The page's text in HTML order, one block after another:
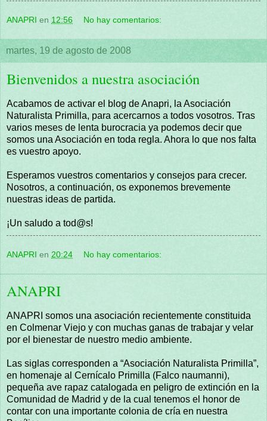
ANAPRI en 12:56 No hay comentarios:
martes, 19 de agosto de 2008
Bienvenidos a nuestra asociación
Acabamos de activar el blog de Anapri, la Asociación
Naturalista Primilla, para acercarnos a todos vosotros. Tras
varios meses de lenta burocracia ya podemos decir que
somos una Asociación en toda regla. Ahora lo que nos falta
es vuestro apoyo.
Esperamos vuestros comentarios y consejos para crecer.
Nosotros, a continuación, os exponemos brevemente
nuestras ideas de partida.
¡Un saludo a tod@s!
ANAPRI en 20:24 No hay comentarios:
ANAPRI
ANAPRI somos una asociación recientemente constituida
en Colmenar Viejo y con muchas ganas de trabajar y velar
por el bienestar de nuestro medio ambiente.
Las siglas corresponden a “Asociación Naturalista Primilla”,
en homenaje al Cernícalo Primilla (Falco naumanni),
pequeña ave rapaz catalogada en peligro de extinción en la
Comunidad de Madrid y de la cual tenemos el honor de
contar con una importante colonia de cría en nuestra